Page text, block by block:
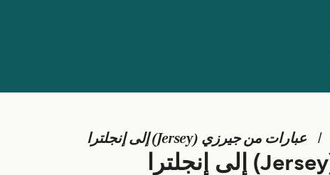
عبارات من جيرزي (Jersey) إلى إنجلترا